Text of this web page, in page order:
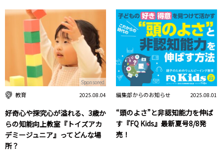
教育 2025.08.04
好奇心や探究心が溢れる、3歳か
らの知能向上教室『トイズアカ
デミージュニア』ってどんな場
所？
Sponsored
編集部からのお知らせ 2025.08.01
“頭のよさ”と非認知能力を伸ば
す『FQ Kids』最新夏号8/8発
売！